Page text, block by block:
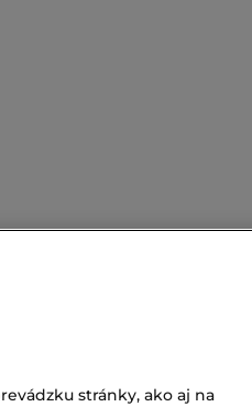
Wella
stránky, ako aj na